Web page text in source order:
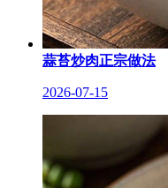
蒜苔炒肉正宗做法
2026-07-15